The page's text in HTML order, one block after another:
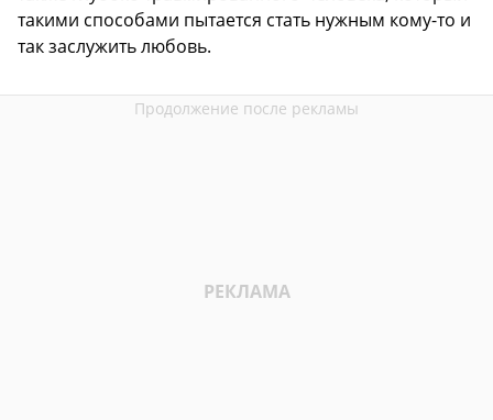
такими способами пытается стать нужным кому-то и
так заслужить любовь.